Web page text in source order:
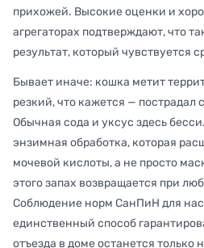
прихожей. Высокие оценки и
агрегаторах подтверждают, что
результат, который чувствуется
Бывает иначе: кошка метит
резкий, что кажется — пострадал
Обычная сода и уксус здесь
энзимная обработка, которая
мочевой кислоты, а не просто
этого запах возвращается при
Соблюдение норм СанПиН для нас
единственный способ
отъезда в доме останется только